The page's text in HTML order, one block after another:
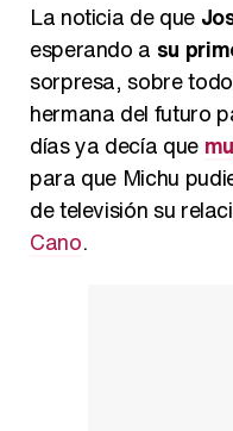
La noticia de que
esperando a su
sorpresa, sobre
hermana del futuro
días ya decía que
para que Michu
de televisión su
Cano.